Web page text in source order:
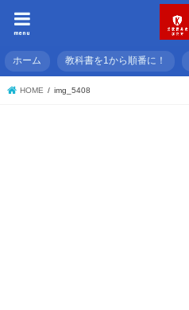
menu
ホーム 教科書を1から順番に！
HOME img_5408